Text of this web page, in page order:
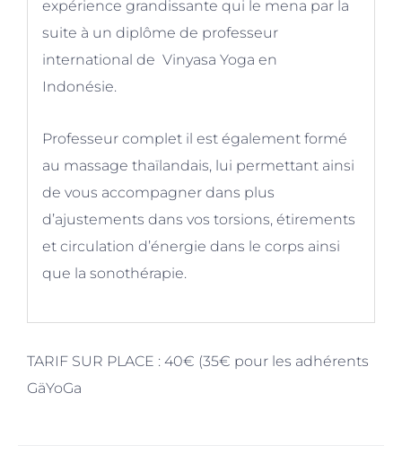
expérience grandissante qui le mena par la
suite à un diplôme de professeur
international de Vinyasa Yoga en
Indonésie.
Professeur complet il est également formé
au massage thaïlandais, lui permettant ainsi
de vous accompagner dans plus
d’ajustements dans vos torsions, étirements
et circulation d’énergie dans le corps ainsi
que la sonothérapie.
TARIF SUR PLACE : 40€ (35€ pour les adhérents
GäYoGa